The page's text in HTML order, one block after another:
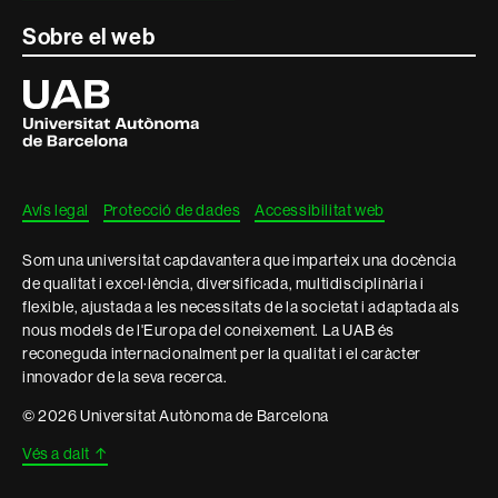
Sobre el web
Universitat
Autònoma
de
Barcelona
Avís legal Protecció de dades Accessibilitat web
Som una universitat capdavantera que imparteix una docència
de qualitat i excel·lència, diversificada, multidisciplinària i
flexible, ajustada a les necessitats de la societat i adaptada als
nous models de l'Europa del coneixement. La UAB és
reconeguda internacionalment per la qualitat i el caràcter
innovador de la seva recerca.
© 2026 Universitat Autònoma de Barcelona
Vés a dalt ↑